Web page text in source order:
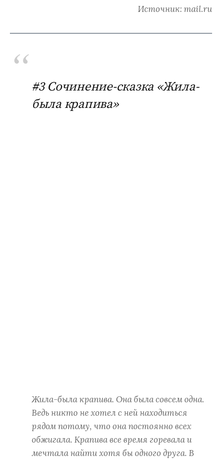
Источник: mail.ru
#3 Сочинение-сказка «Жила-
была крапива»
Жила-была крапива. Она была совсем одна.
Ведь никто не хотел с ней находиться
рядом потому, что она постоянно всех
обжигала. Крапива все время горевала и
мечтала найти хотя бы одного друга. В